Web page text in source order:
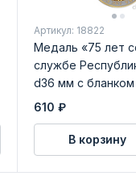
Артикул: 18822
Медаль «75 лет
службе
d36 мм с бланком
удостоверения
610 ₽
В корзину